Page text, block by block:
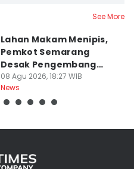
See More
Lahan Makam Menipis,
Pemkot Semarang
Desak Pengembang
Serahkan PSU
08 Agu 2026, 18:27 WIB
News